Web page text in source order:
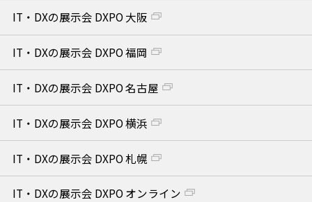
IT・DXの展示会 DXPO 大阪
IT・DXの展示会 DXPO 福岡
IT・DXの展示会 DXPO 名古屋
IT・DXの展示会 DXPO 横浜
IT・DXの展示会 DXPO 札幌
IT・DXの展示会 DXPO オンライン